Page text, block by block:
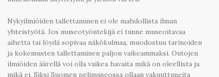
Nykyilmiöiden tallettaminen ei ole mahdollista ilman
yhteistyötä. Jos museotyöntekijä ei tunne museoitavaa
aihetta tai löydä sopivaa näkökulmaa, muodostuu tarinoiden
ja kokemusten tallettaminen paljon vaikeammaksi. Outojen
ilmiöiden äärellä voi olla vaikea havaita mikä on oleellista ja
mikä ei. Siksi Suomen pelimuseossa ollaan vakuuttuneita